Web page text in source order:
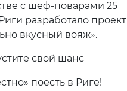
с шеф-поварами 25
разработало проект
вкусный вояж».
свой шанс
поесть в Риге!